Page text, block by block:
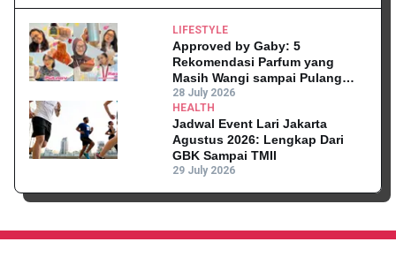
LIFESTYLE
Approved by Gaby: 5
Rekomendasi Parfum yang
Masih Wangi sampai Pulang
Kantor
28 July 2026
HEALTH
Jadwal Event Lari Jakarta
Agustus 2026: Lengkap Dari
GBK Sampai TMII
29 July 2026